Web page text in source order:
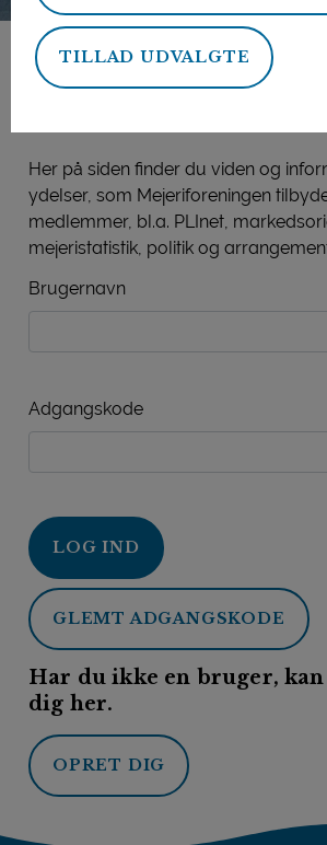
TILLAD UDVALGTE
Mejeriforeningens
Her på siden finder du viden og
ydelser, som Mejeriforeningen
medlemmer, bl.a. PLInet,
mejeristatistik, politik og
Brugernavn
Adgangskode
LOG IND
GLEMT ADGANGSKODE
Har du ikke en bruger,
dig her.
OPRET DIG